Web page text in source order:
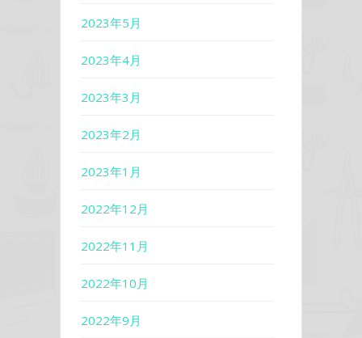
2023年5月
2023年4月
2023年3月
2023年2月
2023年1月
2022年12月
2022年11月
2022年10月
2022年9月